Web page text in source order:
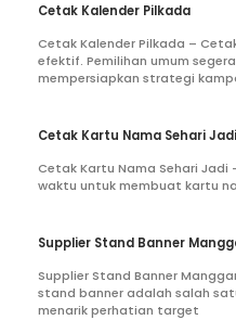
Cetak Kalender Pilkada
Cetak Kalender Pilkada –
efektif. Pemilihan umum
mempersiapkan strategi
Cetak Kartu Nama Sehari Jadi
Cetak Kartu Nama Sehari
waktu untuk membuat kartu
Supplier Stand Banner
Supplier Stand Banner
stand banner adalah salah
menarik perhatian target